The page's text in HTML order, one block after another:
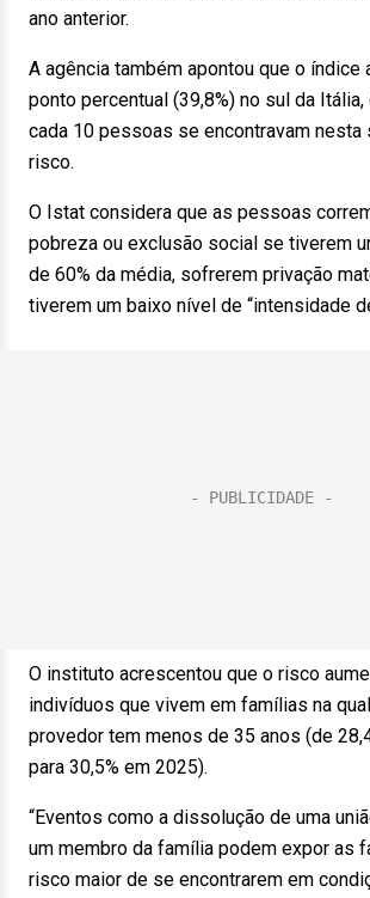
ano anterior.
A agência também apontou que o índice
ponto percentual (39,8%) no sul da
cada 10 pessoas se encontravam nesta
risco.
O Istat considera que as pessoas
pobreza ou exclusão social se tiverem
de 60% da média, sofrerem privação
tiverem um baixo nível de “intensidade
O instituto acrescentou que o risco
indivíduos que vivem em famílias na
provedor tem menos de 35 anos (de
para 30,5% em 2025).
“Eventos como a dissolução de uma
um membro da família podem expor as
risco maior de se encontrarem em